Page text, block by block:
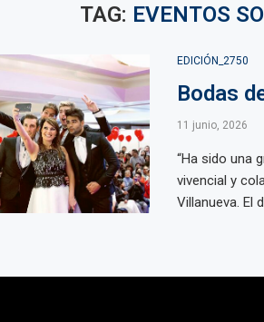
TAG: EVENTOS
EDICIÓN_2750
Bodas
11 junio, 2026
“Ha sido una
vivencial y
Villanueva. El